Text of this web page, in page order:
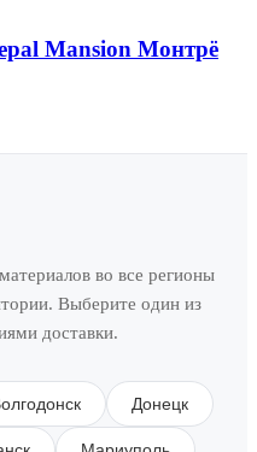
Mansion Монтрё
во все регионы
Выберите один из
доставки.
Донецк